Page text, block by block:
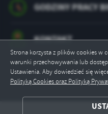
Strona korzysta z plików cookies w
warunki przechowywania lub
Ustawienia. Aby dowiedzieć się
Polityką Cookies oraz Polityką
GODZINY PRACY
KONTAKT